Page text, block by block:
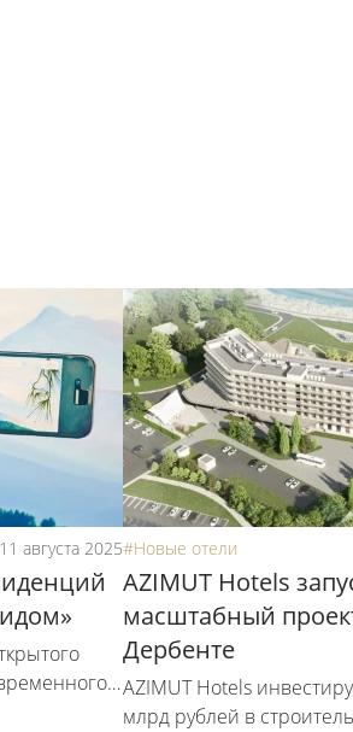
11 августа 2025#Новые отели
AZIMUT Hotels
масштабный
Дербенте
AZIMUT Hotels
млрд рублей в